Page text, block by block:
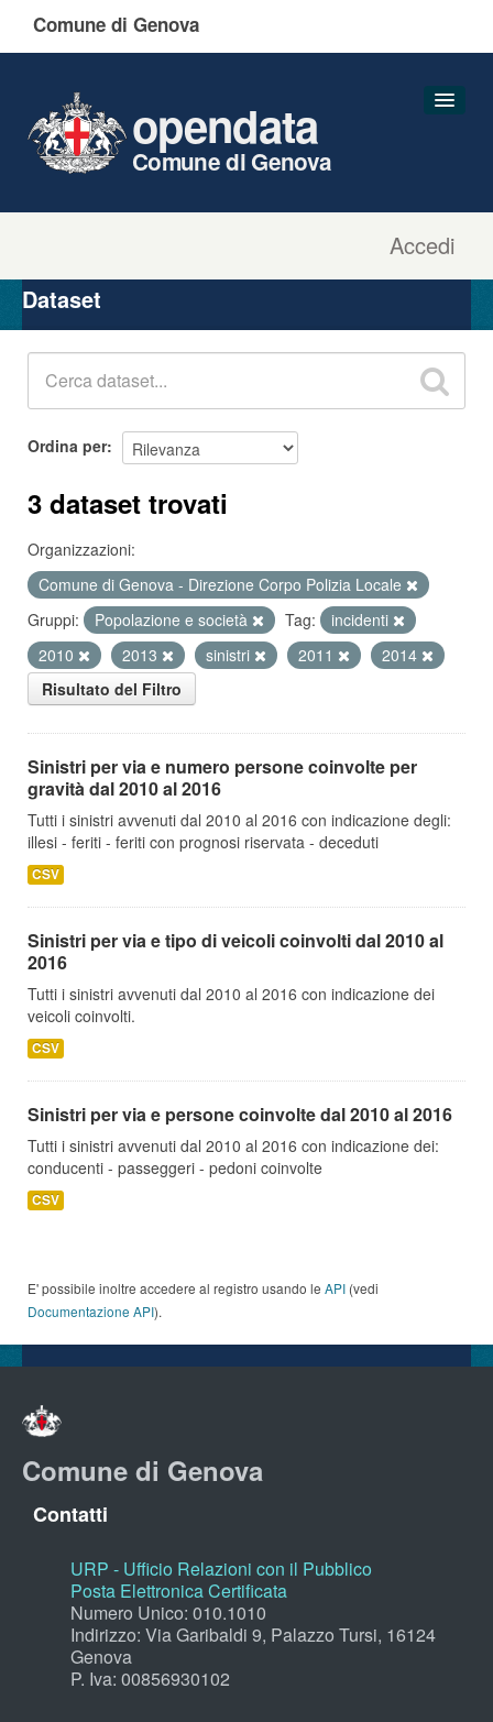
Comune di Genova
Accedi
opendata
Comune di Genova
Organizzazioni
Gruppi
Dataset
Ordina per
3 dataset trovati
Organizzazioni:
Comune di Genova - Direzione Corpo Polizia Locale
Gruppi:
Popolazione e società Tag:
incidenti
2010
2013 sinistri 2011
2014
Risultato del Filtro
Sinistri per via e numero persone coinvolte per
gravità dal 2010 al 2016
Tutti i sinistri avvenuti dal 2010 al 2016 con indicazione degli:
illesi - feriti - feriti con prognosi riservata - deceduti
CSV
Sinistri per via e tipo di veicoli coinvolti dal 2010 al
2016
Tutti i sinistri avvenuti dal 2010 al 2016 con indicazione dei
veicoli coinvolti.
CSV
Sinistri per via e persone coinvolte dal 2010 al 2016
Tutti i sinistri avvenuti dal 2010 al 2016 con indicazione dei:
conducenti - passeggeri - pedoni coinvolte
CSV
E' possibile inoltre accedere al registro usando le API (vedi
Documentazione API).
Comune di Genova
Contatti
URP - Ufficio Relazioni con il Pubblico
Posta Elettronica Certificata
Numero Unico: 010.1010
Indirizzo: Via Garibaldi 9, Palazzo Tursi, 16124
Genova
P. Iva: 00856930102